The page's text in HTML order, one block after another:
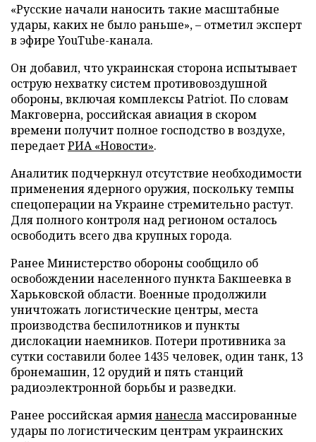
«Русские начали наносить такие масштабные
удары, каких не было раньше», – отметил эксперт
в эфире YouTube-канала.
Он добавил, что украинская сторона испытывает
острую нехватку систем противовоздушной
обороны, включая комплексы Patriot. По словам
Макговерна, российская авиация в скором
времени получит полное господство в воздухе,
передаетРИА «Новости».
Аналитик подчеркнул отсутствие необходимости
применения ядерного оружия, поскольку темпы
спецоперации на Украине стремительно растут.
Для полного контроля над регионом осталось
освободить всего два крупных города.
Ранее Министерство обороны сообщило об
освобождении населенного пункта Бакшеевка в
Харьковской области. Военные продолжили
уничтожать логистические центры, места
производства беспилотников и пункты
дислокации наемников. Потери противника за
сутки составили более 1435 человек, один танк, 13
бронемашин, 12 орудий и пять станций
радиоэлектронной борьбы и разведки.
Ранее российская армиянанесламассированные
удары по логистическим центрам украинских